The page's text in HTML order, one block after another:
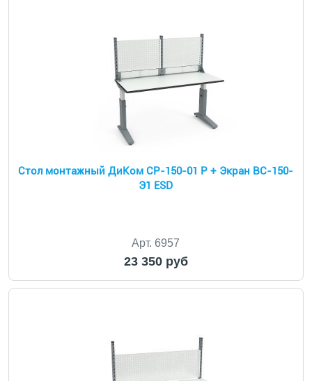
Стол монтажный ДиКом СР-150-01 Р + Экран ВС-150-
Э1 ESD
Арт. 6957
23 350 руб